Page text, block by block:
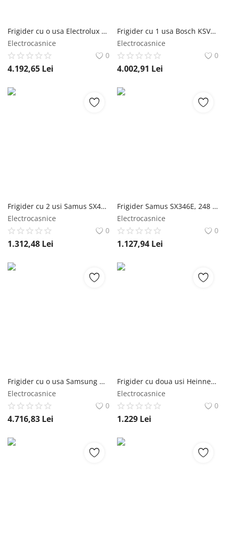
Frigider cu o usa Electrolux LRT7ME39X, 390 l, MultiFlow, Control electronic, Usa reversibila, Iluminare LED, Clasa E, H 186 cm, Inox Electrolux
Electrocasnice
0
4.192,65 Lei
Frigider cu 1 usa Bosch KSV36FIEP, 346 L, VitaFresh, Clasa E, H 186 cm, Inox Bosch
Electrocasnice
0
4.002,91 Lei
Frigider cu 2 usi Samus SX464E, 304 L, Clasa Energetica E, Dezghetare automata frigider, Termostat reglabil, H 172 cm, Inox Samus
Electrocasnice
0
1.312,48 Lei
Frigider Samus SX346E, 248 l, Dezghetare automata la frigider, Clasa energetica E, Termostat reglabil, H 165 cm, Inox/laterale argintii Samus
Electrocasnice
0
1.127,94 Lei
Frigider cu o usa Samsung Bespoke RR39C76C322/EF, , 387 l, No Frost, Metal Cooling, WiFi Smart Things, Smart Control, Digital Inverter, Clasa E, H 185.3 cm, Sticla neagra Samsung
Electrocasnice
0
4.716,83 Lei
Frigider cu doua usi Heinner HF-M294SE++, 294 l, Clasa E, H 176cm, Lumina LED, Usi reversibile, Argintiu Heinner
Electrocasnice
0
1.229 Lei